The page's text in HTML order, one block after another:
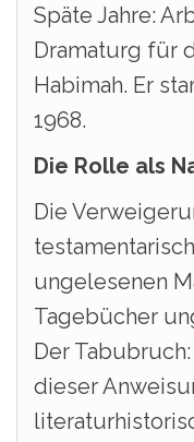
Späte Jahre:
Dramaturg für
Habimah. Er
1968.
Die Rolle als
Die
ungelesenen
Tagebücher
Der
dieser